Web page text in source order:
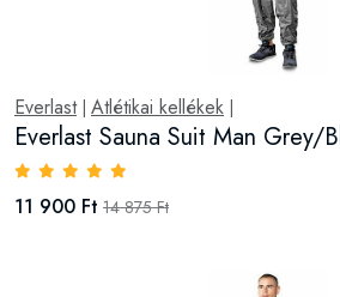
Everlast| Atlétikai kellékek
Everlast Sauna Suit Man Grey/
11 900 Ft 14 875 Ft